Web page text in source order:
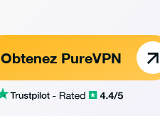
Obtenez PureVPN